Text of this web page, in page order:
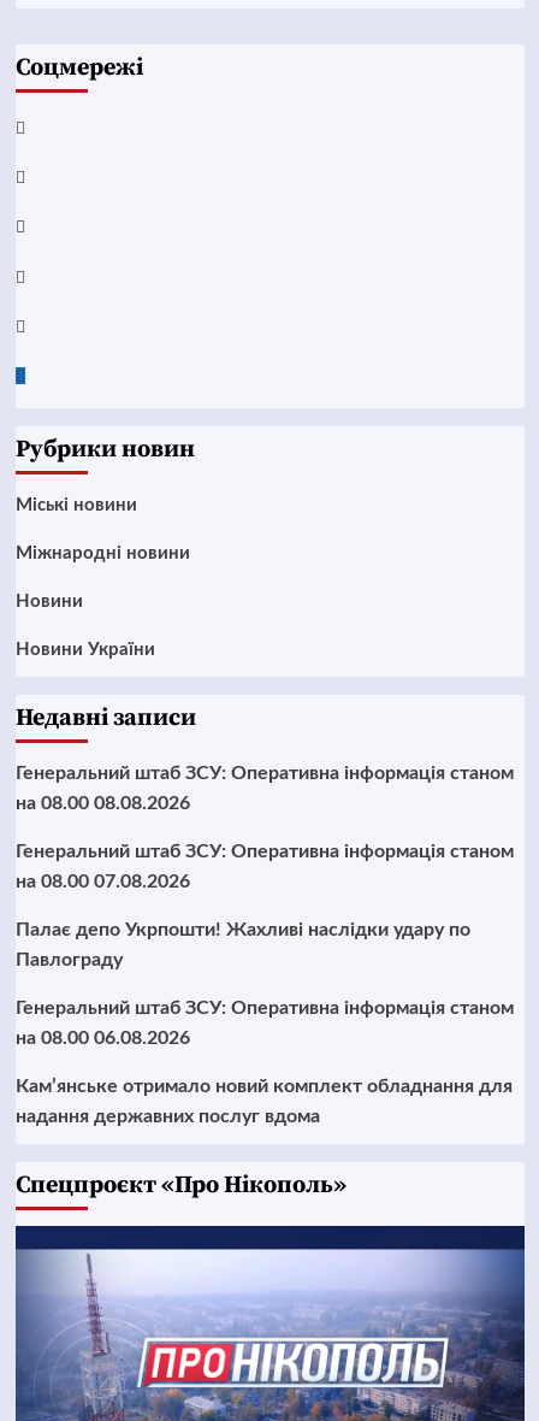
Соцмережі
Facebook
YouTube
Telegram
Instagram
Twitter
Google
Рубрики новин
Mіські новини
Міжнародні новини
Новини
Новини України
Недавні записи
Генеральний штаб ЗСУ: Оперативна інформація станом
на 08.00 08.08.2026
Генеральний штаб ЗСУ: Оперативна інформація станом
на 08.00 07.08.2026
Палає депо Укрпошти! Жахливі наслідки удару по
Павлограду
Генеральний штаб ЗСУ: Оперативна інформація станом
на 08.00 06.08.2026
Кам’янське отримало новий комплект обладнання для
надання державних послуг вдома
Cпецпроєкт «Про Нікополь»